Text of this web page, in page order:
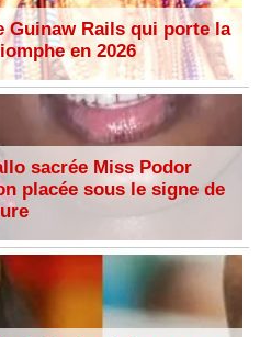
Guinaw Rails qui porte la
en 2026
sacrée Miss Podor
placée sous le signe de